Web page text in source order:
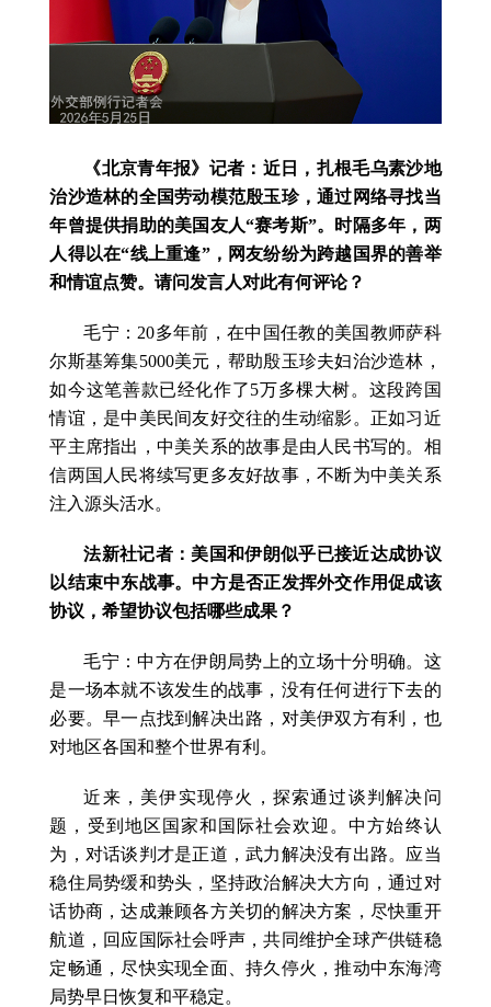
《北京青年报》记者：近日，扎根毛乌素沙地
治沙造林的全国劳动模范殷玉珍，通过网络寻找当
年曾提供捐助的美国友人“赛考斯”。时隔多年，两
人得以在“线上重逢”，网友纷纷为跨越国界的善举
和情谊点赞。请问发言人对此有何评论？
毛宁：20多年前，在中国任教的美国教师萨科
尔斯基筹集5000美元，帮助殷玉珍夫妇治沙造林，
如今这笔善款已经化作了5万多棵大树。这段跨国
情谊，是中美民间友好交往的生动缩影。正如习近
平主席指出，中美关系的故事是由人民书写的。相
信两国人民将续写更多友好故事，不断为中美关系
注入源头活水。
法新社记者：美国和伊朗似乎已接近达成协议
以结束中东战事。中方是否正发挥外交作用促成该
协议，希望协议包括哪些成果？
毛宁：中方在伊朗局势上的立场十分明确。这
是一场本就不该发生的战事，没有任何进行下去的
必要。早一点找到解决出路，对美伊双方有利，也
对地区各国和整个世界有利。
近来，美伊实现停火，探索通过谈判解决问
题，受到地区国家和国际社会欢迎。中方始终认
为，对话谈判才是正道，武力解决没有出路。应当
稳住局势缓和势头，坚持政治解决大方向，通过对
话协商，达成兼顾各方关切的解决方案，尽快重开
航道，回应国际社会呼声，共同维护全球产供链稳
定畅通，尽快实现全面、持久停火，推动中东海湾
局势早日恢复和平稳定。